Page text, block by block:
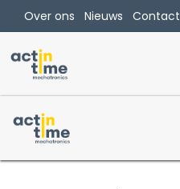
Overslaan naar inhoud
Over ons Nieuws Contact